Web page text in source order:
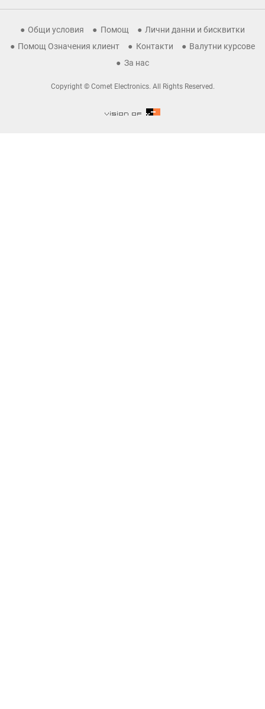
Общи условия Помощ
Лични данни и бисквитки
Помощ Означения клиент
Контакти
Валутни курсове
За нас
Copyright © Comet Electronics. All Rights Reserved.